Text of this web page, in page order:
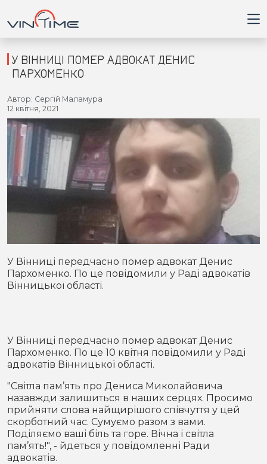
Головна
Війна
Новини
Кримінал
Здоров'я
Приватна думка
В кулуарах
Місто
Конфлікти
Партнери
Спорт
Спорт
Футбол
Контакти
Підписатись на нас у Telegram
У ВІННИЦІ ПОМЕР АДВОКАТ ДЕНИС
ПАРХОМЕНКО
Автор: Сергій Маламура
12 квітня, 2021
У Вінниці передчасно помер адвокат Денис
Пархоменко. По це повідомили у Раді адвокатів
Вінницької області.
У Вінниці передчасно помер адвокат Денис
Пархоменко. По це 10 квітня повідомили у Раді
адвокатів Вінницької області.
"Світла пам’ять про Дениса Миколайовича
назавжди залишиться в наших серцях. Просимо
прийняти слова найщирішого співчуття у цей
скорботний час. Сумуємо разом з вами.
Поділяємо ваші біль та горе. Вічна і світла
пам’ять!", - йдеться у повідомленні Ради
адвокатів.